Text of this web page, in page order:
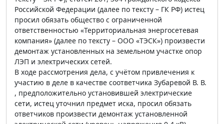
Российской Федерации (далее по тексту – ГК РФ) истец
просил обязать общество с ограниченной
ответственностью «Территориальная энергосетевая
компания» (далее по тексту – ООО «ТЭСК») произвести
демонтаж установленных на земельном участке опор
ЛЭП и электрических сетей.
В ходе рассмотрения дела, с учётом привлечения к
участию в деле в качестве соответчика Зубаревой В. В.
, предположительно установившей электрические
сети, истец уточнил предмет иска, просил обязать
ответчиков произвести демонтаж установленной